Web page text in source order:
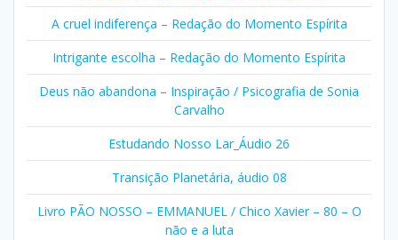
A cruel indiferença – Redação do Momento Espírita
Intrigante escolha – Redação do Momento Espírita
Deus não abandona – Inspiração / Psicografia de Sonia
Carvalho
Estudando Nosso Lar_Áudio 26
Transição Planetária, áudio 08
Livro PÃO NOSSO – EMMANUEL / Chico Xavier – 80 – O
não e a luta